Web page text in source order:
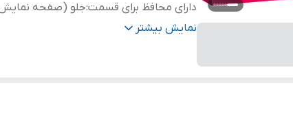
دارای محافظ برای قسمت:جلو (صفحه
رنگ:بی رنگ
نمایش بیشتر